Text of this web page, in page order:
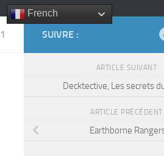
French
1 SUIVRE :
ARTICLE SUIVANT
Decktective, Les secrets
ARTICLE PRÉCÉDENT
Earthborne